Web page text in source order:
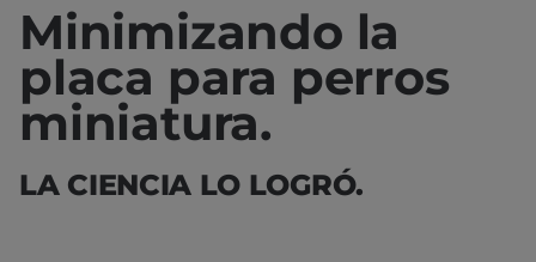
Minimizando la
placa para perros
miniatura.
LA CIENCIA LO LOGRÓ.